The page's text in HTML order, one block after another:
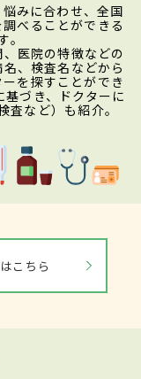
みに合わせ、全国
べることができる
医院の特徴などの
、検査名などから
を探すことができ
づき、ドクターに
など）も紹介。
こちら